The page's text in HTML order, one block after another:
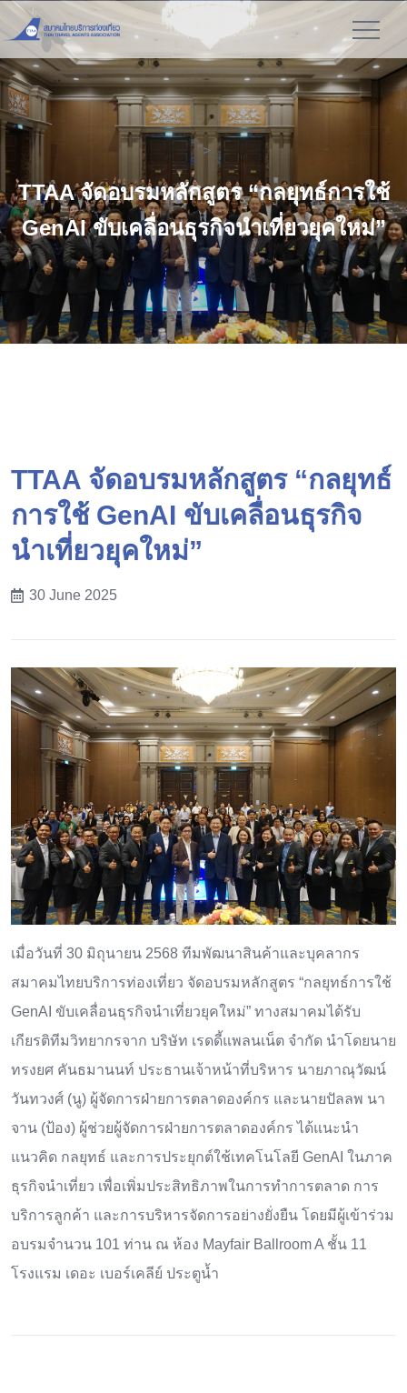
">
TTAA จัดอบรมหลักสูตร “กลยุทธ์การใช้
GenAI ขับเคลื่อนธุรกิจนำเที่ยวยุคใหม่”
TTAA จัดอบรมหลักสูตร “กลยุทธ์
การใช้ GenAI ขับเคลื่อนธุรกิจ
นำเที่ยวยุคใหม่”
30 June 2025
เมื่อวันที่ 30 มิถุนายน 2568 ทีมพัฒนาสินค้าและบุคลากร
สมาคมไทยบริการท่องเที่ยว จัดอบรมหลักสูตร “กลยุทธ์การใช้
GenAI ขับเคลื่อนธุรกิจนำเที่ยวยุคใหม่” ทางสมาคมได้รับ
เกียรติทีมวิทยากรจาก บริษัท เรดดี้แพลนเน็ต จำกัด นำโดยนาย
ทรงยศ คันธมานนท์ ประธานเจ้าหน้าที่บริหาร นายภาณุวัฒน์
วันทวงศ์ (นู) ผู้จัดการฝ่ายการตลาดองค์กร และนายปัลลพ นา
จาน (ป้อง) ผู้ช่วยผู้จัดการฝ่ายการตลาดองค์กร ได้แนะนำ
แนวคิด กลยุทธ์ และการประยุกต์ใช้เทคโนโลยี GenAI ในภาค
ธุรกิจนำเที่ยว เพื่อเพิ่มประสิทธิภาพในการทำการตลาด การ
บริการลูกค้า และการบริหารจัดการอย่างยั่งยืน โดยมีผู้เข้าร่วม
อบรมจำนวน 101 ท่าน ณ ห้อง Mayfair Ballroom A ชั้น 11
โรงแรม เดอะ เบอร์เคลีย์ ประตูน้ำ